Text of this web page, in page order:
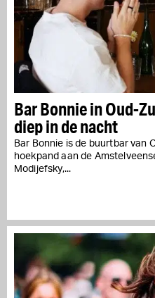
Bar Bonnie in Oud-
diep in de nacht
Bar Bonnie is de buurtbar van
hoekpand aan de
Modijefsky,...